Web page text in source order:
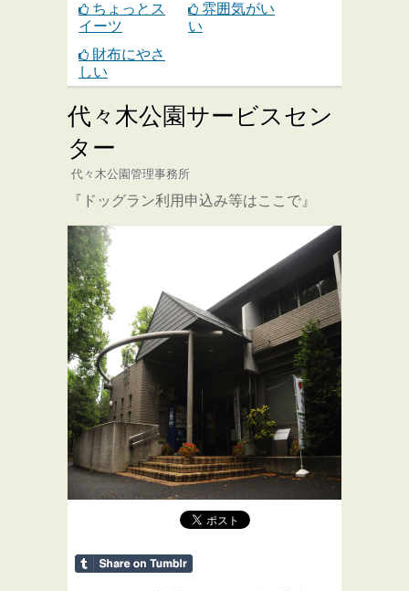
ちょっとス
イーツ
雰囲気がい
い
財布にやさ
しい
代々木公園サービスセン
ター
代々木公園管理事務所
『ドッグラン利用申込み等はここで』